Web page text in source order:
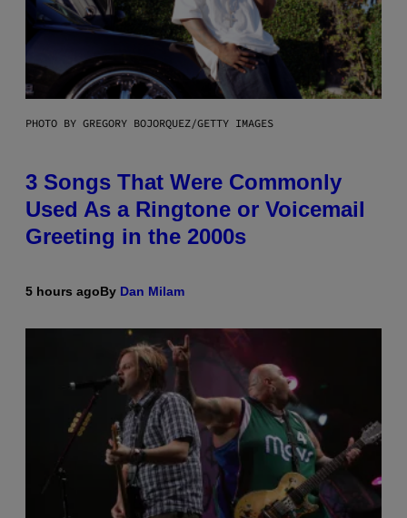
PHOTO BY GREGORY BOJORQUEZ/GETTY IMAGES
3 Songs That Were Commonly
Used As a Ringtone or Voicemail
Greeting in the 2000s
5 hours agoBy Dan Milam